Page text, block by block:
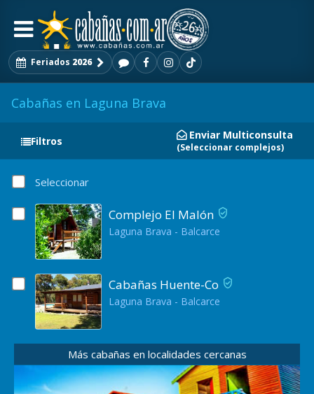
Feriados 2026
Cabañas en Laguna Brava
Filtros Enviar Multiconsulta
(Seleccionar complejos)
Seleccionar
Complejo El Malón
Laguna Brava - Balcarce
Cabañas Huente-Co
Laguna Brava - Balcarce
Más cabañas en localidades cercanas